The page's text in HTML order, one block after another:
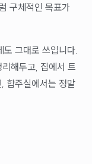
구체적인 목표가
그대로 쓰입니다.
해두고, 집에서 트
합주실에서는 정말